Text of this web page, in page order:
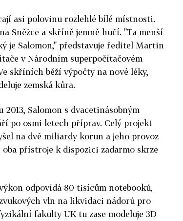
asi polovinu rozlehlé bílé místnosti.
Sněžce a skříně jemně hučí. "Ta menší
je Salomon," představuje ředitel Martin
v Národním superpočítačovém
skříních běží výpočty na nové léky,
zemská kůra.
Salomon s dvacetinásobným
po osmi letech příprav. Celý projekt
na dvě miliardy korun a jeho provoz
přístroje k dispozici zadarmo skrze
odpovídá 80 tisícům notebooků,
vln na likvidaci nádorů pro
fakulty UK tu zase modeluje 3D